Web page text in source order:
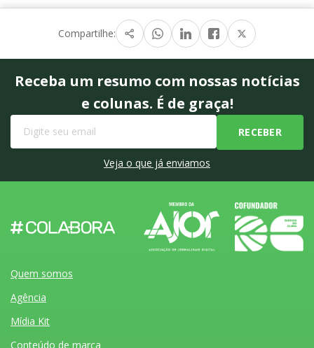
Compartilhe:
Receba um resumo com nossas notícias
e colunas. É de graça!
Veja o que já enviamos
Quem somos
Agência
Mídia Kit
Conteúdo de marca